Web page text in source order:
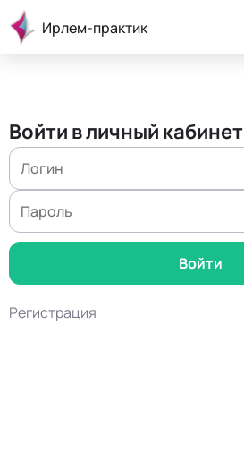
Ирлем-практик
Войти в личный кабинет
Регистрация